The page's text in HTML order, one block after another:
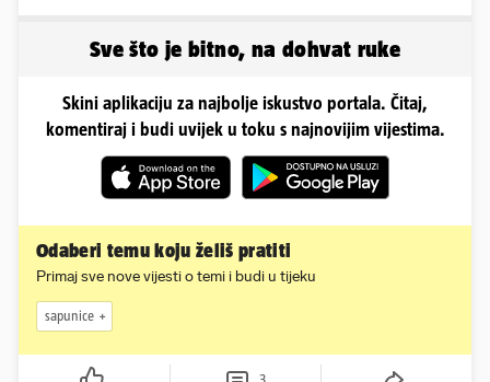
Sve što je bitno, na dohvat ruke
Skini aplikaciju za najbolje iskustvo portala. Čitaj,
komentiraj i budi uvijek u toku s najnovijim vijestima.
Odaberi temu koju želiš pratiti
Primaj sve nove vijesti o temi i budi u tijeku
sapunice